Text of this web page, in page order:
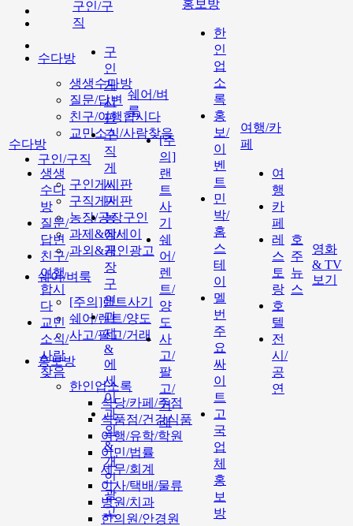
수다방
생생수다방
질문/답변
친구/여행합시다
교민소식/사람찾음
구인/구직
구인게시판
구직게시판
농장/공장구인
과제&에세이
과외&개인광고
쉐어/벼룩
[주의]랜트사기
쉐어/렌트/양도
사고/팔고/거래
홍보방
한인업소록
식당/카페/주점
식품점/건강식품
여행/유학/학원
이민/법률
세무/회계
이사/택배/물류
병원/치과
한의원/안경원
수다방
생생
수다
방
질문/
답변
친구/
여행
합시
다
교민
소식/
사람
찾음
구인/구
직
구
인
게
시
판
구
직
게
시
판
농
장/
공
장
구
인
과
제
&
에
세
이
과
외
&
개
인
광
고
쉐어/벼
룩
[주
의]
랜
트
사
기
쉐
어/
렌
트/
양
도
사
고/
팔
고/
거
래
홍보방
한
인
업
소
록
홍
보/
이
벤
트
민
박/
홈
스
테
이
멜
번
주
요
싸
이
트
고
국
업
체
홍
보
방
여행/카
페
여
행
카
페
레
스
토
랑
호
텔
전
시/
공
연
호
주
뉴
스
영화
& TV
보기